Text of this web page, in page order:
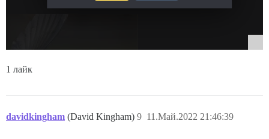
1 лайк
davidkingham (David Kingham) 11.Май.2022 21:46:39
9